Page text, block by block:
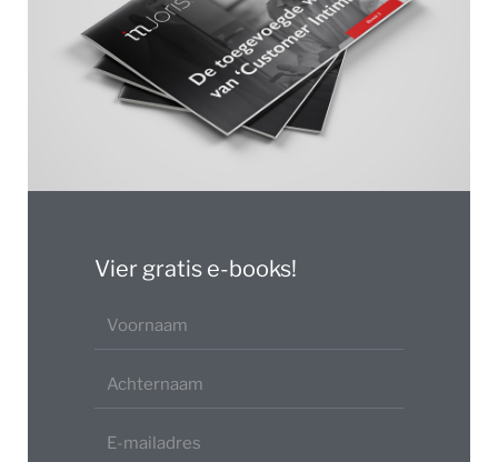
Vier gratis e-books!